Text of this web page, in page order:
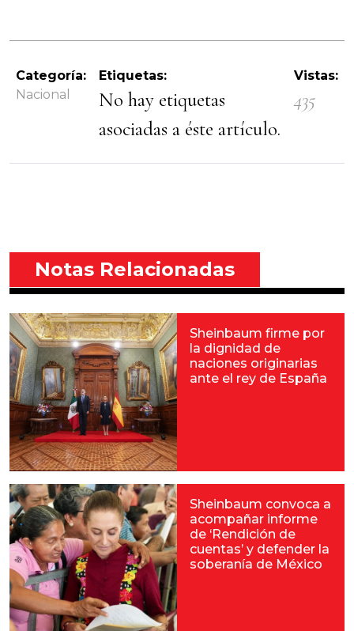
Categoría:
Nacional
Etiquetas:
No hay etiquetas
asociadas a éste artículo.
Vistas:
435
Notas Relacionadas
Sheinbaum firme por
la dignidad de
naciones originarias
ante el rey de España
Sheinbaum convoca a
acompañar informe
de ‘Rendición de
cuentas’ y defender la
soberanía de México